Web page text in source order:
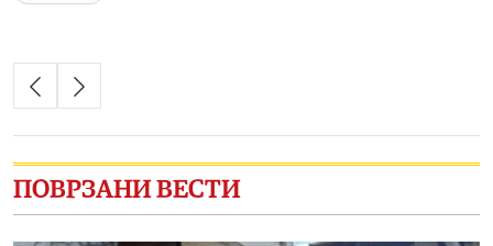
ПОВРЗАНИ ВЕСТИ